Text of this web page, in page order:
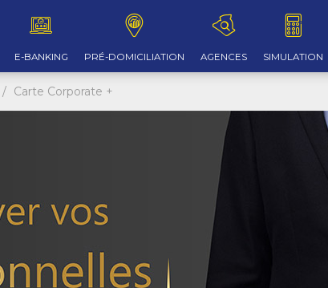
E-BANKING PRÉ-DOMICILIATION AGENCES SIMULATION
Carte Corporate +